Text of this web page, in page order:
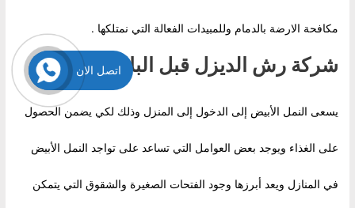
مكافحة الارضة بالدمام وللمبيدات الفعالة التي نمتلكها .
شركة رش الديزل قبل البلاط بالدمام
يسعى النمل الأبيض إلى الدخول إلى المنزل وذلك لكي يضمن الحصول
على الغذاء ويوجد بعض العوامل التي تساعد على تواجد النمل الأبيض
في المنازل ويعد أبرزها وجود الفتحات الصغيرة والشقوق التي يتمكن
اتصل الان